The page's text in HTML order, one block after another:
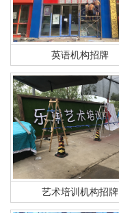
英语机构招牌
艺术培训机构招牌